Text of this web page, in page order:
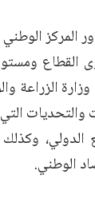
المركز
القطاع
وزارة
والتحديات
الدولي،
الوطني.